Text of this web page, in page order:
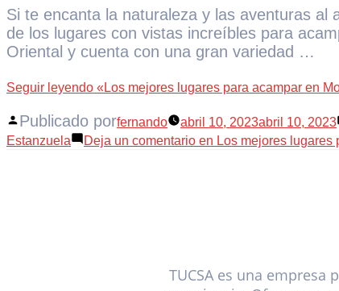
Si te encanta la naturaleza y las aventuras al
de los lugares con vistas increíbles para
Oriental y cuenta con una gran variedad …
Seguir leyendo «Los mejores lugares para acampar en
Publicado porfernando abril 10, 2023abril 10, 2023
Estanzuela
Deja un comentario en Los mejores lugares
TUCSA es una